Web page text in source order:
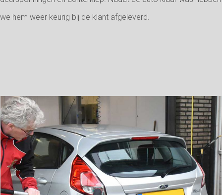
we hem weer keurig bij de klant afgeleverd.